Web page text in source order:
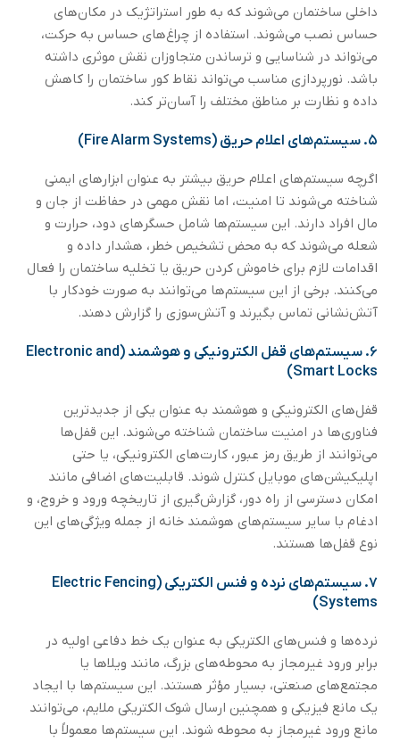
داخلی ساختمان می‌شوند که به طور استراتژیک در مکان‌های
حساس نصب می‌شوند. استفاده از چراغ‌های حساس به حرکت،
می‌تواند در شناسایی و ترساندن متجاوزان نقش موثری داشته
باشد. نورپردازی مناسب می‌تواند نقاط کور ساختمان را کاهش
داده و نظارت بر مناطق مختلف را آسان‌تر کند.
۵. سیستم‌های اعلام حریق (Fire Alarm Systems)
اگرچه سیستم‌های اعلام حریق بیشتر به عنوان ابزارهای ایمنی
شناخته می‌شوند تا امنیت، اما نقش مهمی در حفاظت از جان و
مال افراد دارند. این سیستم‌ها شامل حسگرهای دود، حرارت و
شعله می‌شوند که به محض تشخیص خطر، هشدار داده و
اقدامات لازم برای خاموش کردن حریق یا تخلیه ساختمان را فعال
می‌کنند. برخی از این سیستم‌ها می‌توانند به صورت خودکار با
آتش‌نشانی تماس بگیرند و آتش‌سوزی را گزارش دهند.
۶.
سیستم‌های قفل الکترونیکی و هوشمند (Electronic and
Smart Locks)
قفل‌های الکترونیکی و هوشمند به عنوان یکی از جدیدترین
فناوری‌ها در امنیت ساختمان شناخته می‌شوند. این قفل‌ها
می‌توانند از طریق رمز عبور، کارت‌های الکترونیکی، یا حتی
اپلیکیشن‌های موبایل کنترل شوند. قابلیت‌های اضافی مانند
امکان دسترسی از راه دور، گزارش‌گیری از تاریخچه ورود و خروج، و
ادغام با سایر سیستم‌های هوشمند خانه از جمله ویژگی‌های این
نوع قفل‌ها هستند.
۷.
سیستم‌های نرده و فنس الکتریکی (Electric Fencing
Systems)
نرده‌ها و فنس‌های الکتریکی به عنوان یک خط دفاعی اولیه در
برابر ورود غیرمجاز به محوطه‌های بزرگ، مانند ویلاها یا
مجتمع‌های صنعتی، بسیار مؤثر هستند. این سیستم‌ها با ایجاد
یک مانع فیزیکی و همچنین ارسال شوک الکتریکی ملایم، می‌توانند
مانع ورود غیرمجاز به محوطه شوند. این سیستم‌ها معمولاً با